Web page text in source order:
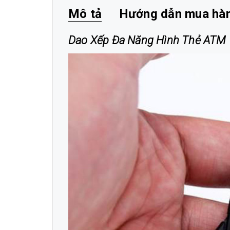
Mô tả Hướng dẫn mua
Dao Xếp Đa Năng Hình Thẻ ATM